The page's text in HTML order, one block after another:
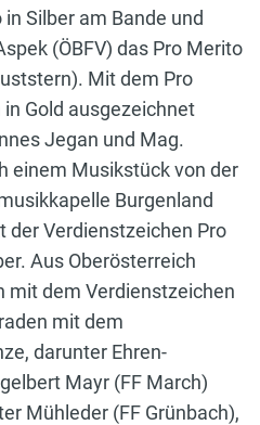
Silber am Bande und
(ÖBFV) das Pro Merito
Mit dem Pro
Gold ausgezeichnet
Jegan und Mag.
einem Musikstück von der
Burgenland
der Verdienstzeichen Pro
Aus Oberösterreich
mit dem Verdienstzeichen
mit dem
darunter Ehren-
Mayr (FF March)
Mühleder (FF Grünbach),